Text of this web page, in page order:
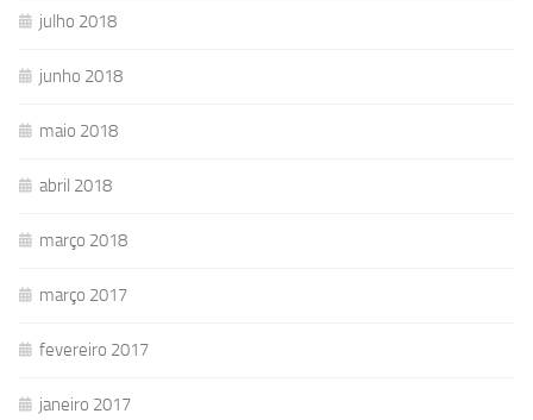
julho 2018
junho 2018
maio 2018
abril 2018
março 2018
março 2017
fevereiro 2017
janeiro 2017